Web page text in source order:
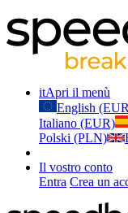
itApri il menù
English
Italiano (EUR)
Polski (PLN)
Il vostro conto
Entra Crea un